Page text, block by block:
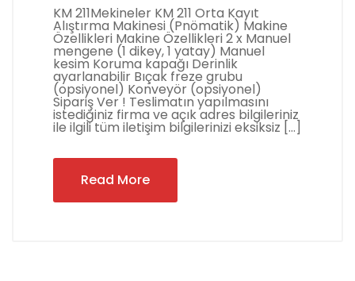
KM 211Mekineler KM 211 Orta Kayıt
Alıştırma Makinesi (Pnömatik) Makine
Özellikleri Makine Özellikleri 2 x Manuel
mengene (1 dikey, 1 yatay) Manuel
kesim Koruma kapağı Derinlik
ayarlanabilir Bıçak freze grubu
(opsiyonel) Konveyör (opsiyonel)
Sipariş Ver ! Teslimatın yapılmasını
istediğiniz firma ve açık adres bilgileriniz
ile ilgili tüm iletişim bilgilerinizi eksiksiz […]
Read More